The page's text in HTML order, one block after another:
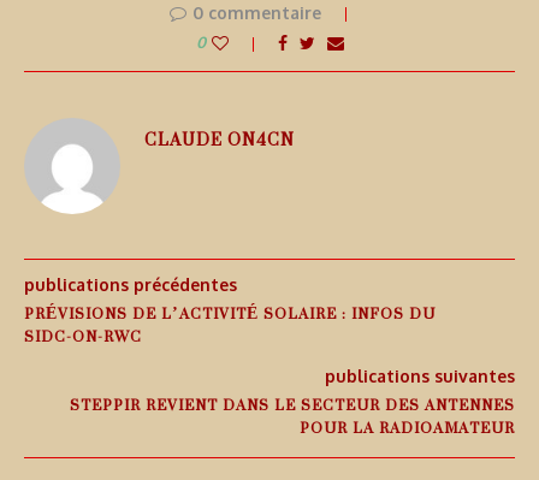
0 commentaire
0
CLAUDE ON4CN
publications précédentes
PRÉVISIONS DE L’ACTIVITÉ SOLAIRE : INFOS DU
SIDC-ON-RWC
publications suivantes
STEPPIR REVIENT DANS LE SECTEUR DES ANTENNES
POUR LA RADIOAMATEUR